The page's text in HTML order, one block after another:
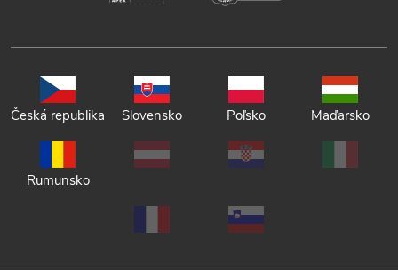
Česká republika Slovensko Poľsko Maďarsko
Rumunsko